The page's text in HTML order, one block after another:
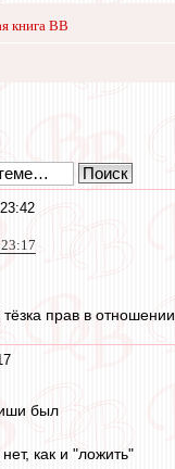
книга ВВ
прав в
был
как и "ложить"